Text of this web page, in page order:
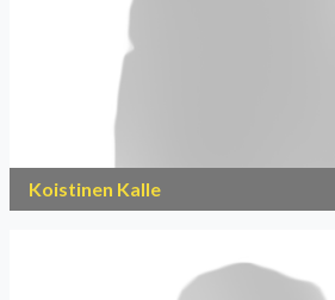
Koistinen Kalle